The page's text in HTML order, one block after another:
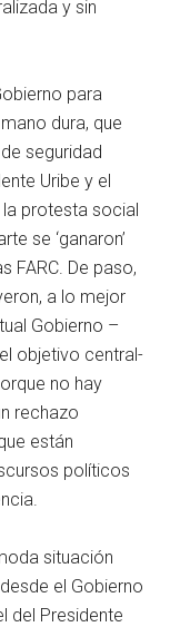
y sin
para
dura, que
seguridad
Uribe y el
protesta social
se ‘ganaron’
FARC. De paso,
a lo mejor
Gobierno –
objetivo central-
no hay
rechazo
están
políticos
situación
el Gobierno
del Presidente